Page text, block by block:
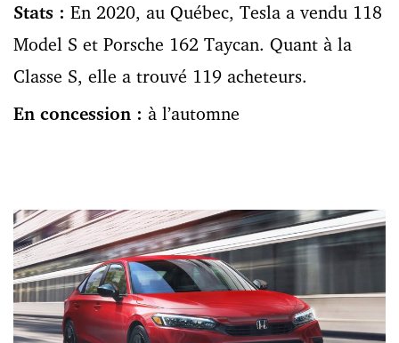
Stats : En 2020, au Québec, Tesla a vendu 118
Model S et Porsche 162 Taycan. Quant à la
Classe S, elle a trouvé 119 acheteurs.
En concession : à l’automne